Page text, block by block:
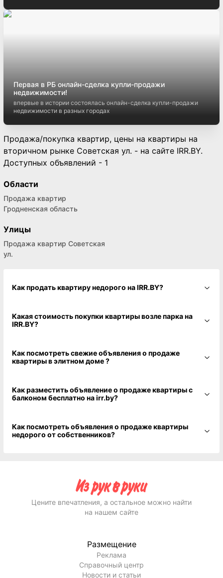
Первая в РБ онлайн-сделка купли-продажи
недвижимости!
впервые в истории состоялась онлайн-сделка купли-продажи
недвижимости в разных городах
Продажа/покупка квартир, цены на квартиры на
вторичном рынке Советская ул. - на сайте IRR.BY.
Доступных объявлений - 1
Области
Продажа квартир
Гродненская область
Улицы
Продажа квартир Советская
ул.
Как продать квартиру недорого на IRR.BY?
Какая стоимость покупки квартиры возле парка на
IRR.BY?
Как посмотреть свежие объявления о продаже
квартиры в элитном доме ?
Как разместить объявление о продаже квартиры с
балконом бесплатно на irr.by?
Как посмотреть объявления о продаже квартиры
недорого от собственников?
Цените впечатления, а остальное можно найти
на нашем сайте
Размещение
Реклама
Справочный центр
Новости и статьи